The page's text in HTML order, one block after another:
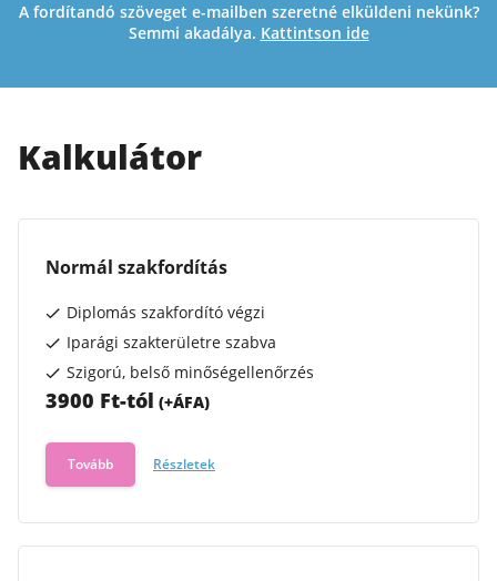
A fordítandó szöveget e-mailben szeretné elküldeni nekünk?
Semmi akadálya. Kattintson ide
Kalkulátor
Normál szakfordítás
Diplomás szakfordító végzi
Iparági szakterületre szabva
Szigorú, belső minőségellenőrzés
3900 Ft-tól (+ÁFA)
Tovább Részletek